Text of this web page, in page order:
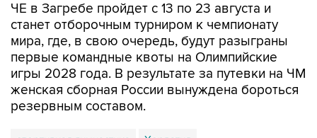
ЧЕ в Загребе пройдет с 13 по 23 августа и
станет отборочным турниром к чемпионату
мира, где, в свою очередь, будут разыграны
первые командные квоты на Олимпийские
игры 2028 года. В результате за путевки на ЧМ
женская сборная России вынуждена бороться
резервным составом.